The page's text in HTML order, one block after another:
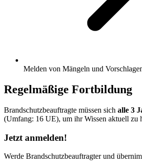
Melden von Mängeln und
Regelmäßige Fortbildung
Brandschutzbeauftragte müssen sich alle 3
(Umfang: 16 UE), um ihr Wissen aktuell zu
Jetzt anmelden!
Werde Brandschutzbeauftragter und